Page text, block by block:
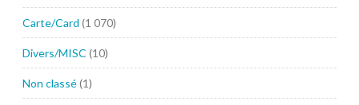
Carte/Card (1 070)
Divers/MISC (10)
Non classé(1)